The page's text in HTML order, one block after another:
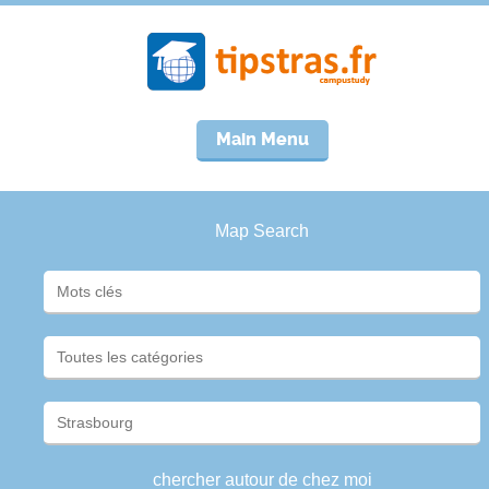
Main Menu
Map Search
chercher autour de chez moi